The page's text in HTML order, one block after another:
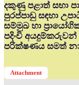
දකුණු පළාත් සභා
පුරප්පාඩු සඳහා
සම්මුඛ හා
පදිංචි අයදුම්කරුවන්
පරික්ෂණය සමත්
Attachment